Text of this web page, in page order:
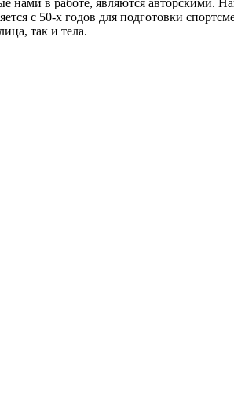
с 50-х годов для подготовки
так и тела.